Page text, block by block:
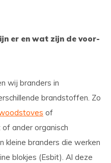
er en wat zijn de voor-
wij branders in
brandstoffen. Zo
of
ander organisch
kleine branders die werken
blokjes (Esbit). Al deze